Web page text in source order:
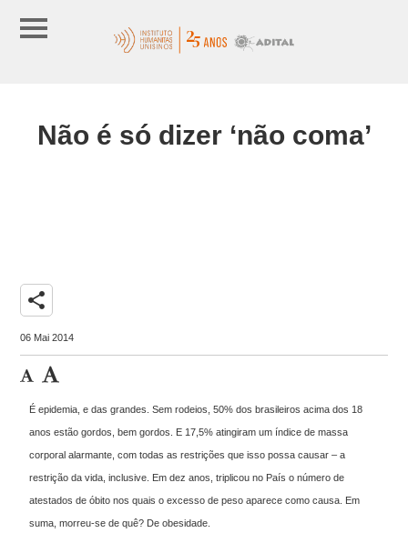
Não é só dizer ‘não coma’
share
06 Mai 2014
É epidemia, e das grandes. Sem rodeios, 50% dos brasileiros acima dos 18
anos estão gordos, bem gordos. E 17,5% atingiram um índice de massa
corporal alarmante, com todas as restrições que isso possa causar – a
restrição da vida, inclusive. Em dez anos, triplicou no País o número de
atestados de óbito nos quais o excesso de peso aparece como causa. Em
suma, morreu-se de quê? De obesidade.